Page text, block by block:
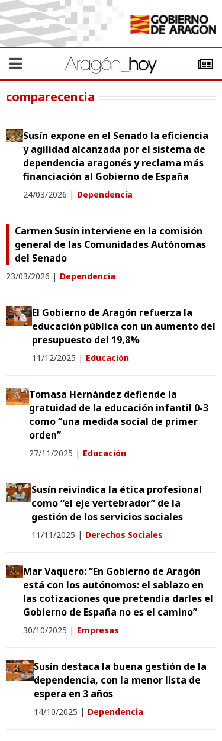
comparecencia
Susín expone en el Senado la eficiencia
y agilidad alcanzada por el sistema de
dependencia aragonés y reclama más
financiación al Gobierno de España
24/03/2026 | Dependencia
Carmen Susín interviene en la comisión
general de las Comunidades Autónomas
del Senado
23/03/2026 | Dependencia
El Gobierno de Aragón refuerza la
educación pública con un aumento del
presupuesto del 19,8%
11/12/2025 | Educación
Tomasa Hernández defiende la
gratuidad de la educación infantil 0-3
como “una medida social de primer
orden”
27/11/2025 | Educación
Susín reivindica la ética profesional
como “el eje vertebrador” de la
gestión de los servicios sociales
11/11/2025 | Derechos Sociales
Mar Vaquero: “En Gobierno de Aragón
está con los autónomos: el sablazo en
las cotizaciones que pretendía darles el
Gobierno de España no es el camino”
30/10/2025 | Empresas
Susín destaca la buena gestión de la
dependencia, con la menor lista de
espera en 3 años
14/10/2025 | Dependencia